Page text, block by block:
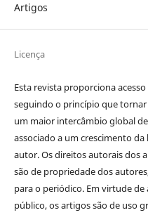
Artigos
Licença
Esta revista proporciona
seguindo o princípio que
um maior intercâmbio global
associado a um crescimento
autor. Os direitos autorais dos
são de propriedade dos
para o periódico. Em virtude
público, os artigos são de uso